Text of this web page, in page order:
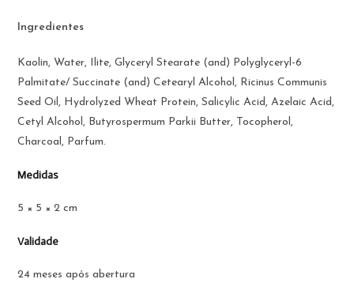
Ingredientes
Kaolin, Water, Ilite, Glyceryl Stearate (and) Polyglyceryl-6
Palmitate/ Succinate (and) Cetearyl Alcohol, Ricinus Communis
Seed Oil, Hydrolyzed Wheat Protein, Salicylic Acid, Azelaic Acid,
Cetyl Alcohol, Butyrospermum Parkii Butter, Tocopherol,
Charcoal, Parfum.
Medidas
5 × 5 × 2 cm
Validade
24 meses após abertura